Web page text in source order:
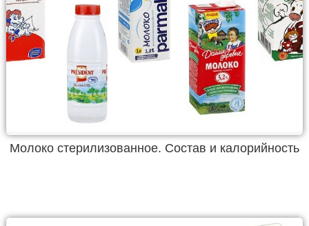
Молоко стерилизованное. Состав и калорийность